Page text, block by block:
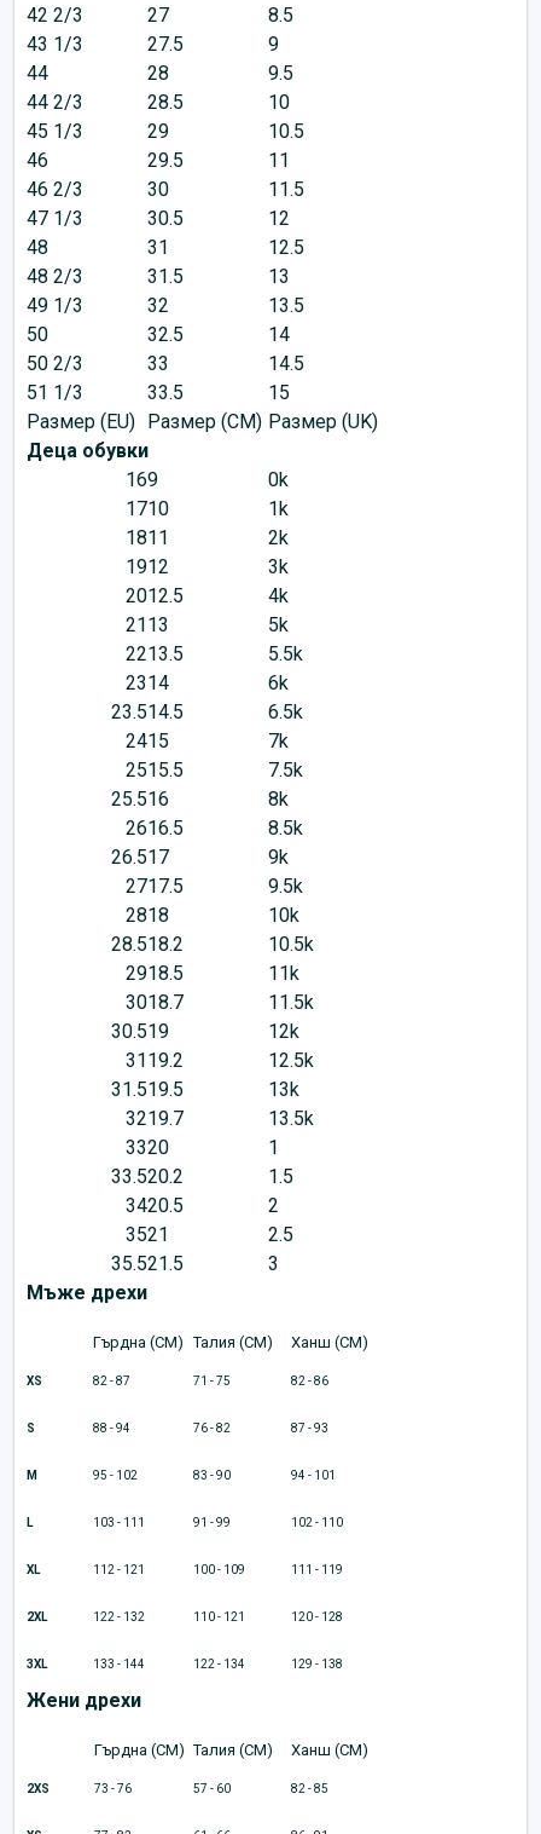
42 2/3
27
8.5
43 1/3
27.5
9
44
28
9.5
44 2/3
28.5
10
45 1/3
29
10.5
46
29.5
11
46 2/3
30
11.5
47 1/3
30.5
12
48
31
12.5
48 2/3
31.5
13
49 1/3
32
13.5
50
32.5
14
50 2/3
33
14.5
51 1/3
33.5
15
Размер (EU) Размер (CM) Размер (UK)
Деца обувки
169
0k
1710
1k
1811
2k
1912
3k
2012.5
4k
2113
5k
2213.5
5.5k
2314
6k
23.514.5
6.5k
2415
7k
2515.5
7.5k
25.516
8k
2616.5
8.5k
26.517
9k
2717.5
9.5k
2818
10k
28.518.2
10.5k
2918.5
11k
3018.7
11.5k
30.519
12k
3119.2
12.5k
31.519.5
13k
3219.7
13.5k
3320
1
33.520.2
1.5
3420.5
2
3521
2.5
35.521.5
3
Мъже дрехи
Гърдна (CM) Талия (CM) Ханш (CM)
XS 82 - 87 71 - 75 82 - 86
S 88 - 94 76 - 82 87 - 93
M 95 - 102 83 - 90 94 - 101
L 103 - 111 91 - 99 102 - 110
XL 112 - 121 100 - 109 111 - 119
2XL 122 - 132 110 - 121 120 - 128
3XL 133 - 144 122 - 134 129 - 138
Жени дрехи
Гърдна (CM) Талия (CM) Ханш (CM)
2XS 73 - 76 57 - 60 82 - 85